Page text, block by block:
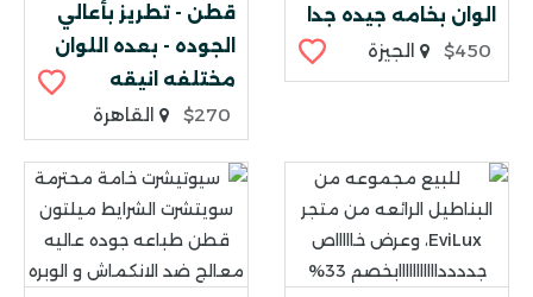
الوان بخامه جيده جدا
$450
الجيزة
قطن - تطريز بأعالي
الجوده - بعده اللوان
مختلفه انيقه
$270
القاهرة